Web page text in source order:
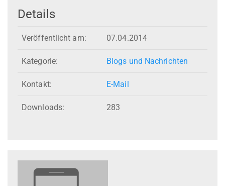
Details
Veröffentlicht am: 07.04.2014
Kategorie: Blogs und Nachrichten
Kontakt: E-Mail
Downloads: 283